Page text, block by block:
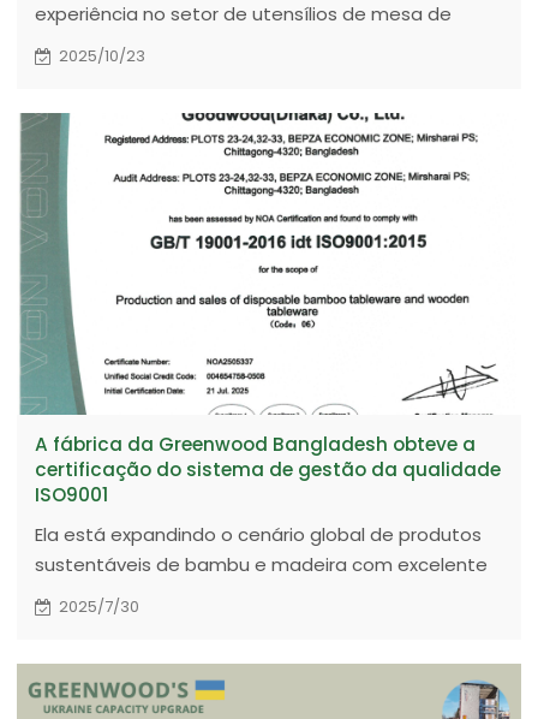
experiência no setor de utensílios de mesa de
madeira biodegradáveis, a Greenwood está
setor no estande 15.4B41 no Complexo da Feira de
Cantão, com o objetivo de discutir o novo futuro do
setor de buffet ecologicamente correto.
2025/10/23
A fábrica da Greenwood Bangladesh obteve a
certificação do sistema de gestão da qualidade
ISO9001
Ela está expandindo o cenário global de produtos
sustentáveis de bambu e madeira com excelente
qualidade.
2025/7/30